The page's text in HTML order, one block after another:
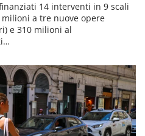
14 interventi in 9 scali
a tre nuove opere
e 310 milioni al